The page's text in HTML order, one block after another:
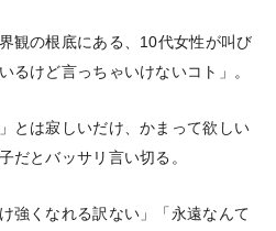
観の根底にある、10代女性が叫び
るけど言っちゃいけないコト」。
とは寂しいだけ、かまって欲しい
だとバッサリ言い切る。
強くなれる訳ない」「永遠なんて